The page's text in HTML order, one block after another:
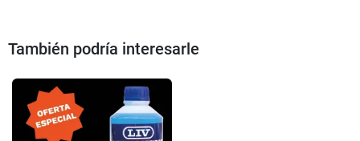
También podría interesarle